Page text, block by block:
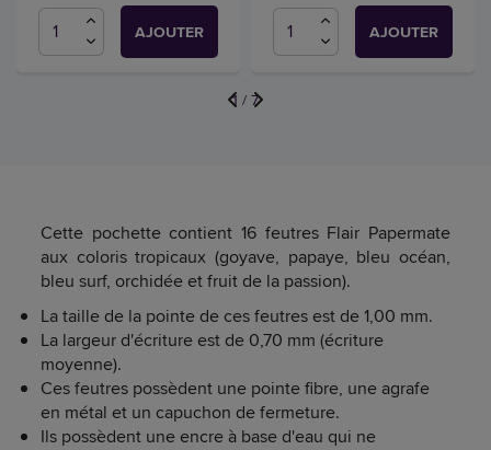
AJOUTER AJOUTER
1 / 7
Cette pochette contient 16 feutres Flair Papermate
aux coloris tropicaux (goyave, papaye, bleu océan,
bleu surf, orchidée et fruit de la passion).
La taille de la pointe de ces feutres est de 1,00 mm.
La largeur d'écriture est de 0,70 mm (écriture
moyenne).
Ces feutres possèdent une pointe fibre, une agrafe
en métal et un capuchon de fermeture.
Ils possèdent une encre à base d'eau qui ne